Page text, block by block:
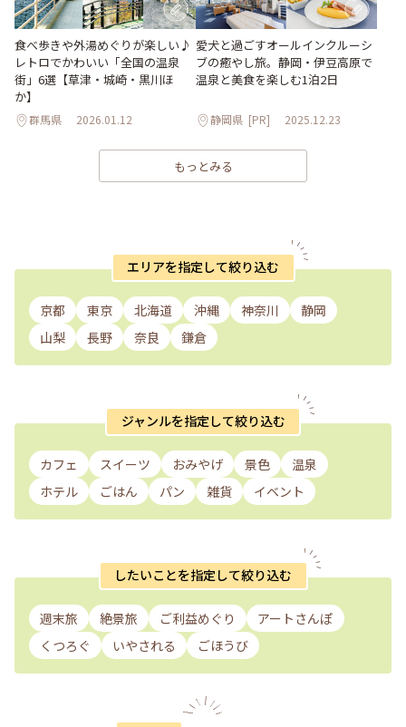
食べ歩きや外湯めぐりが楽しい♪
レトロでかわいい「全国の温泉
街」6選【草津・城崎・黒川ほ
か】
群馬県 2026.01.12
愛犬と過ごすオールインクルーシ
ブの癒やし旅。静岡・伊豆高原で
温泉と美食を楽しむ1泊2日
静岡県 [PR] 2025.12.23
もっとみる
エリアを指定して絞り込む
京都 東京 北海道 沖縄 神奈川
静岡
山梨
長野 奈良 鎌倉
ジャンルを指定して絞り込む
カフェ スイーツ おみやげ 景色
温泉
ホテル
ごはん パン 雑貨 イベント
したいことを指定して絞り込む
週末旅 絶景旅 ご利益めぐり
アートさんぽ
くつろぐ
いやされる ごほうび